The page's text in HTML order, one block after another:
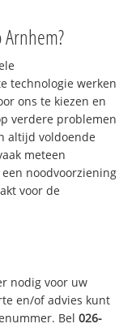
technologie werken
ons te kiezen en
verdere problemen
altijd voldoende
meteen
noodvoorziening
voor de
nodig voor uw
en/of advies kunt
Bel026-